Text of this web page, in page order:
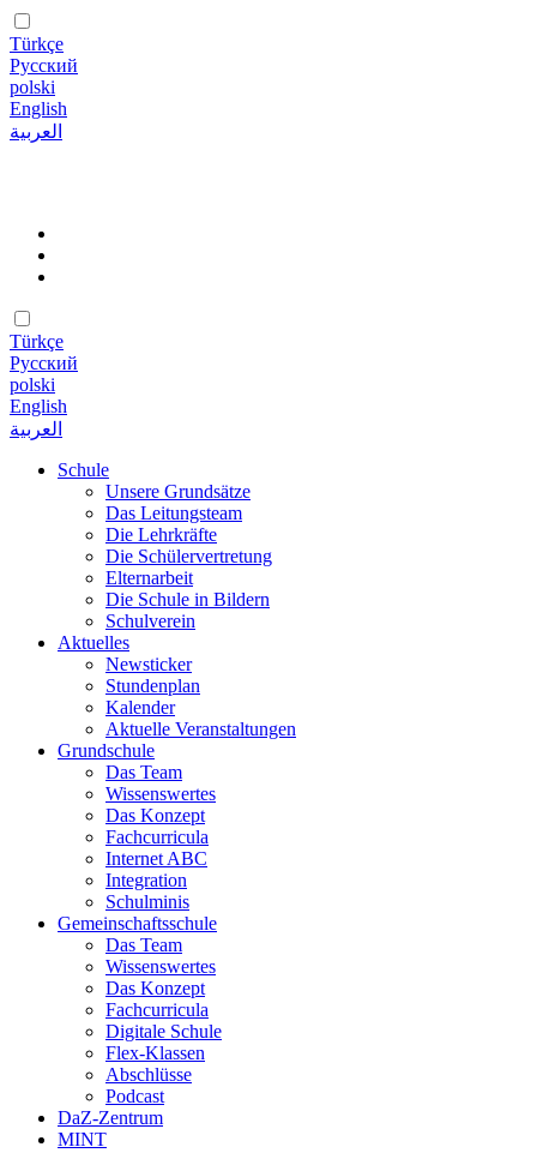
Türkçe
Русский
polski
English
العربية
Türkçe
Русский
polski
English
العربية
Schule
Unsere Grundsätze
Das Leitungsteam
Die Lehrkräfte
Die Schülervertretung
Elternarbeit
Die Schule in Bildern
Schulverein
Aktuelles
Newsticker
Stundenplan
Kalender
Aktuelle Veranstaltungen
Grundschule
Das Team
Wissenswertes
Das Konzept
Fachcurricula
Internet ABC
Integration
Schulminis
Gemeinschaftsschule
Das Team
Wissenswertes
Das Konzept
Fachcurricula
Digitale Schule
Flex-Klassen
Abschlüsse
Podcast
DaZ-Zentrum
MINT